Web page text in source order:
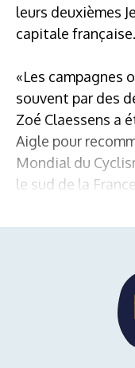
leurs deuxièmes
capitale française.
«Les campagnes
souvent par des
Zoé Claessens a
Aigle pour
Mondial du
le sud de la